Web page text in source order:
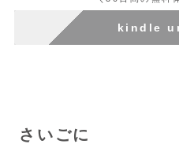
kindle
さいごに